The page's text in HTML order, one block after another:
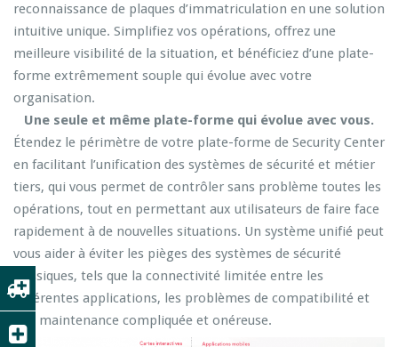
reconnaissance de plaques d’immatriculation en une solution
intuitive unique. Simplifiez vos opérations, offrez une
meilleure visibilité de la situation, et bénéficiez d’une plate-
forme extrêmement souple qui évolue avec votre
organisation.
Une seule et même plate-forme qui évolue avec vous.
Étendez le périmètre de votre plate-forme de Security Center
en facilitant l’unification des systèmes de sécurité et métier
tiers, qui vous permet de contrôler sans problème toutes les
opérations, tout en permettant aux utilisateurs de faire face
rapidement à de nouvelles situations. Un système unifié peut
vous aider à éviter les pièges des systèmes de sécurité
classiques, tels que la connectivité limitée entre les
différentes applications, les problèmes de compatibilité et
une maintenance compliquée et onéreuse.